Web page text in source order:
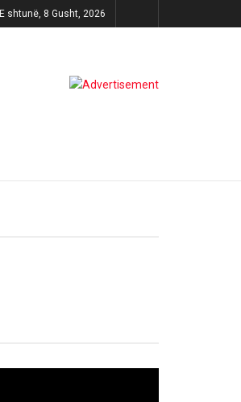
E shtunë, 8 Gusht, 2026